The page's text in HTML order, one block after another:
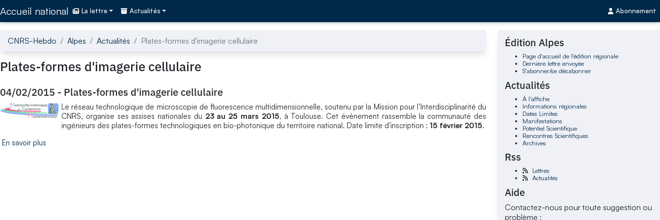
Accueil national La lettre Actualités Abonnement
CNRS-Hebdo Alpes Actualités Plates-formes d'imagerie cellulaire
Plates-formes d'imagerie cellulaire
04/02/2015 - Plates-formes d'imagerie cellulaire
Le réseau technologique de microscopie de fluorescence multidimensionnelle, soutenu par la Mission pour l’Interdisciplinarité du
CNRS, organise ses assises nationales du 23 au 25 mars 2015, à Toulouse. Cet évènement rassemble la communauté des
ingénieurs des plates-formes technologiques en bio-photonique du territoire national. Date limite d'inscription : 15 février 2015.
En savoir plus
Édition Alpes
Page d'accueil de l'édition régionale
Dernière lettre envoyée
S'abonner/se désabonner
Actualités
À l'affiche
Informations régionales
Dates Limites
Manifestations
Potentiel Scientifique
Rencontres Scientifiques
Archives
Rss
Lettres
Actualités
Aide
Contactez-nous pour toute suggestion ou
problème :